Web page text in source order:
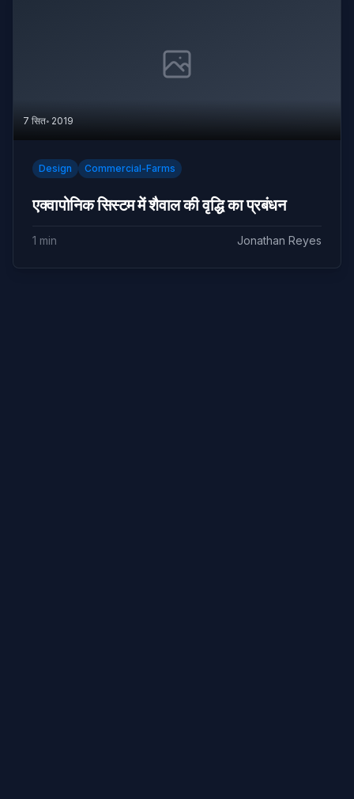
7 सित॰ 2019
Design Commercial-Farms
एक्वापोनिक सिस्टम में शैवाल की वृद्धि का प्रबंधन
1 min Jonathan Reyes